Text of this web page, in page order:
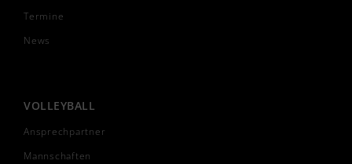
Termine
News
VOLLEYBALL
Ansprechpartner
Mannschaften